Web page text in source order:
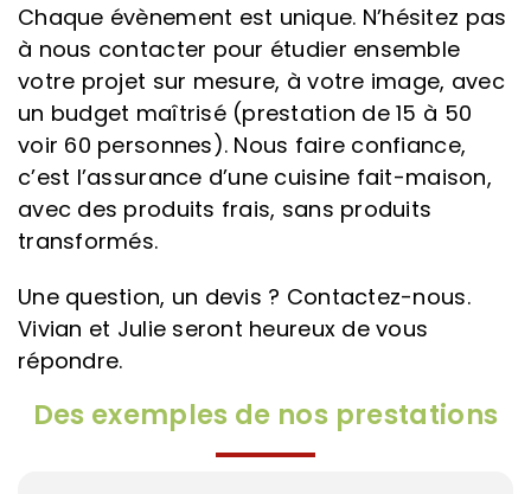
Chaque évènement est unique. N’hésitez pas
à nous contacter pour étudier ensemble
votre projet sur mesure, à votre image, avec
un budget maîtrisé (prestation de 15 à 50
voir 60 personnes). Nous faire confiance,
c’est l’assurance d’une cuisine fait-maison,
avec des produits frais, sans produits
transformés.
Une question, un devis ? Contactez-nous.
Vivian et Julie seront heureux de vous
répondre.
Des exemples de nos prestations